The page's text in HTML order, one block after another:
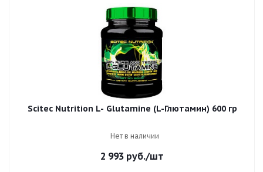
Scitec Nutrition L- Glutamine (L-Глютамин) 600 гр
Нет в наличии
2 993 руб./шт